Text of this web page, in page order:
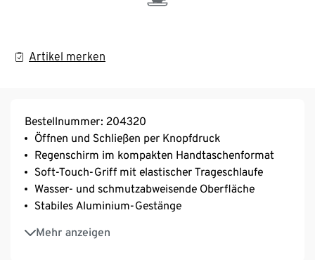
Artikel merken
Bestellnummer: 204320
Öffnen und Schließen per Knopfdruck
Regenschirm im kompakten Handtaschenformat
Soft-Touch-Griff mit elastischer Trageschlaufe
Wasser- und schmutzabweisende Oberfläche
Stabiles Aluminium-Gestänge
Mehr anzeigen
Inkl. Schutzhülle